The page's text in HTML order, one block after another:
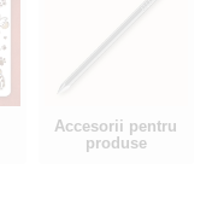
Accesorii pentru
produse